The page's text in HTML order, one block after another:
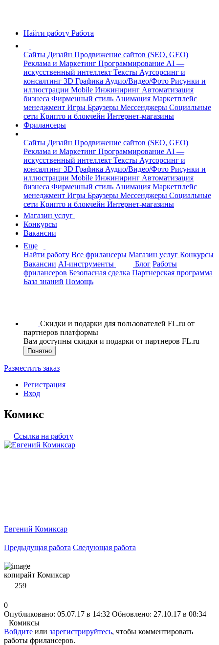
Найти работу Работа
Сайты Дизайн Продвижение сайтов (SEO, GEO)
Реклама и Маркетинг Программирование AI —
искусственный интеллект Тексты Аутсорсинг и
консалтинг 3D Графика Аудио/Видео/Фото Рисунки и
иллюстрации Mobile Инжиниринг Автоматизация
бизнеса Фирменный стиль Анимация Маркетплейс
менеджмент Игры Браузеры Мессенджеры Социальные
сети Крипто и блокчейн Интернет-магазины
Фрилансеры
Сайты Дизайн Продвижение сайтов (SEO, GEO)
Реклама и Маркетинг Программирование AI —
искусственный интеллект Тексты Аутсорсинг и
консалтинг 3D Графика Аудио/Видео/Фото Рисунки и
иллюстрации Mobile Инжиниринг Автоматизация
бизнеса Фирменный стиль Анимация Маркетплейс
менеджмент Игры Браузеры Мессенджеры Социальные
сети Крипто и блокчейн Интернет-магазины
Магазин услуг
Конкурсы
Вакансии
Еще
Найти работу Все фрилансеры Магазин услуг Конкурсы
Вакансии AI-инструменты Блог Работы
фрилансеров Безопасная сделка Партнерская программа
База знаний Помощь
Скидки и подарки для пользователей FL.ru от
партнеров платформы
Вам доступны скидки и подарки от партнеров FL.ru
Понятно
Разместить заказ
Регистрация
Вход
Комикс
Ссылка на работу
Евгений Комиксар
Предыдущая работа Следующая работа
копирайт Комиксар
259
0
Опубликовано: 05.07.17 в 14:32 Обновлено: 27.10.17 в 08:34
Комиксы
Войдите или зарегистрируйтесь, чтобы комментировать
работы фрилансеров.